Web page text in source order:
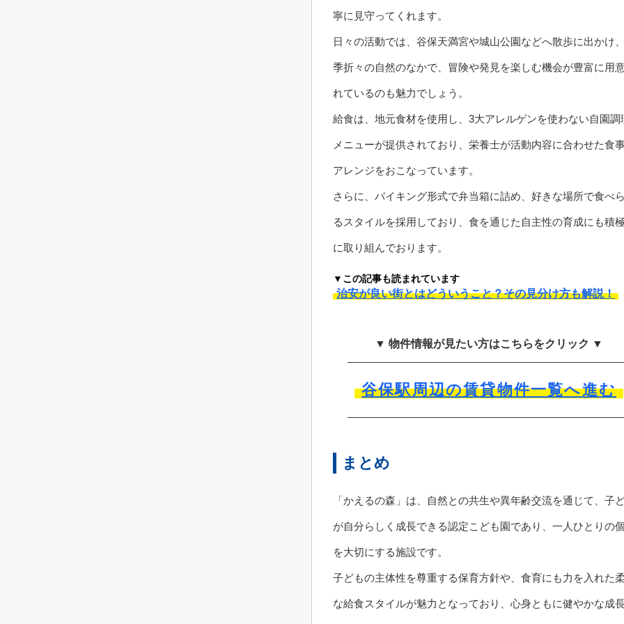
寧に見守ってくれます。
日々の活動では、谷保天満宮や城山公園などへ散歩に出かけ
季折々の自然のなかで、冒険や発見を楽しむ機会が豊富に用
れているのも魅力でしょう。
給食は、地元食材を使用し、3大アレルゲンを使わない自園調
メニューが提供されており、栄養士が活動内容に合わせた食
アレンジをおこなっています。
さらに、バイキング形式で弁当箱に詰め、好きな場所で食べ
るスタイルを採用しており、食を通じた自主性の育成にも積
に取り組んでおります。
▼この記事も読まれています
治安が良い街とはどういうこと？その見分け方も解説！
▼ 物件情報が見たい方はこちらをクリック ▼
谷保駅周辺の賃貸物件一覧へ進む
まとめ
「かえるの森」は、自然との共生や異年齢交流を通じて、子
が自分らしく成長できる認定こども園であり、一人ひとりの
を大切にする施設です。
子どもの主体性を尊重する保育方針や、食育にも力を入れた
な給食スタイルが魅力となっており、心身ともに健やかな成